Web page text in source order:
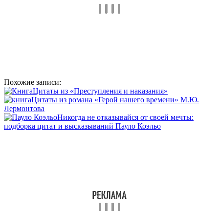
Похожие записи:
Цитаты из «Преступления и наказания»
Цитаты из романа «Герой нашего времени» М.Ю.
Лермонтова
Никогда не отказывайся от своей мечты:
подборка цитат и высказываний Пауло Коэльо